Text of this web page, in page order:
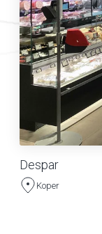
Despar
Koper